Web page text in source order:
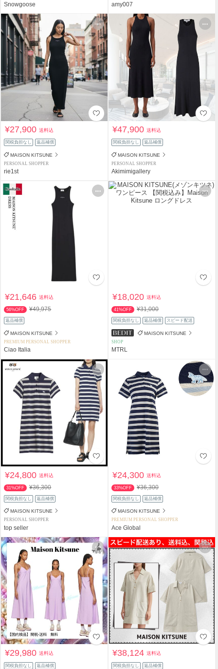
Snowgoose amy007
¥27,900送料込
関税負担なし 返品補償
MAISON KITSUNE
PERSONAL SHOPPER
rie1st
¥47,900送料込
関税負担なし 返品補償
MAISON KITSUNE
PERSONAL SHOPPER
Akimimigallery
¥21,646送料込
56%OFF ¥49,975
返品補償
MAISON KITSUNE
PREMIUM PERSONAL SHOPPER
Ciao Italia
¥18,020送料込
41%OFF ¥31,000
関税負担なし 返品補償 スピード配送
MAISON KITSUNE
SHOP
MTRL
¥24,800送料込
31%OFF ¥36,300
関税負担なし 返品補償
MAISON KITSUNE
PERSONAL SHOPPER
top seller
¥24,300送料込
33%OFF ¥36,300
関税負担なし 返品補償
MAISON KITSUNE
PREMIUM PERSONAL SHOPPER
Ace Global
¥29,980送料込
関税負担なし 返品補償
¥38,124送料込
関税負担なし 返品補償